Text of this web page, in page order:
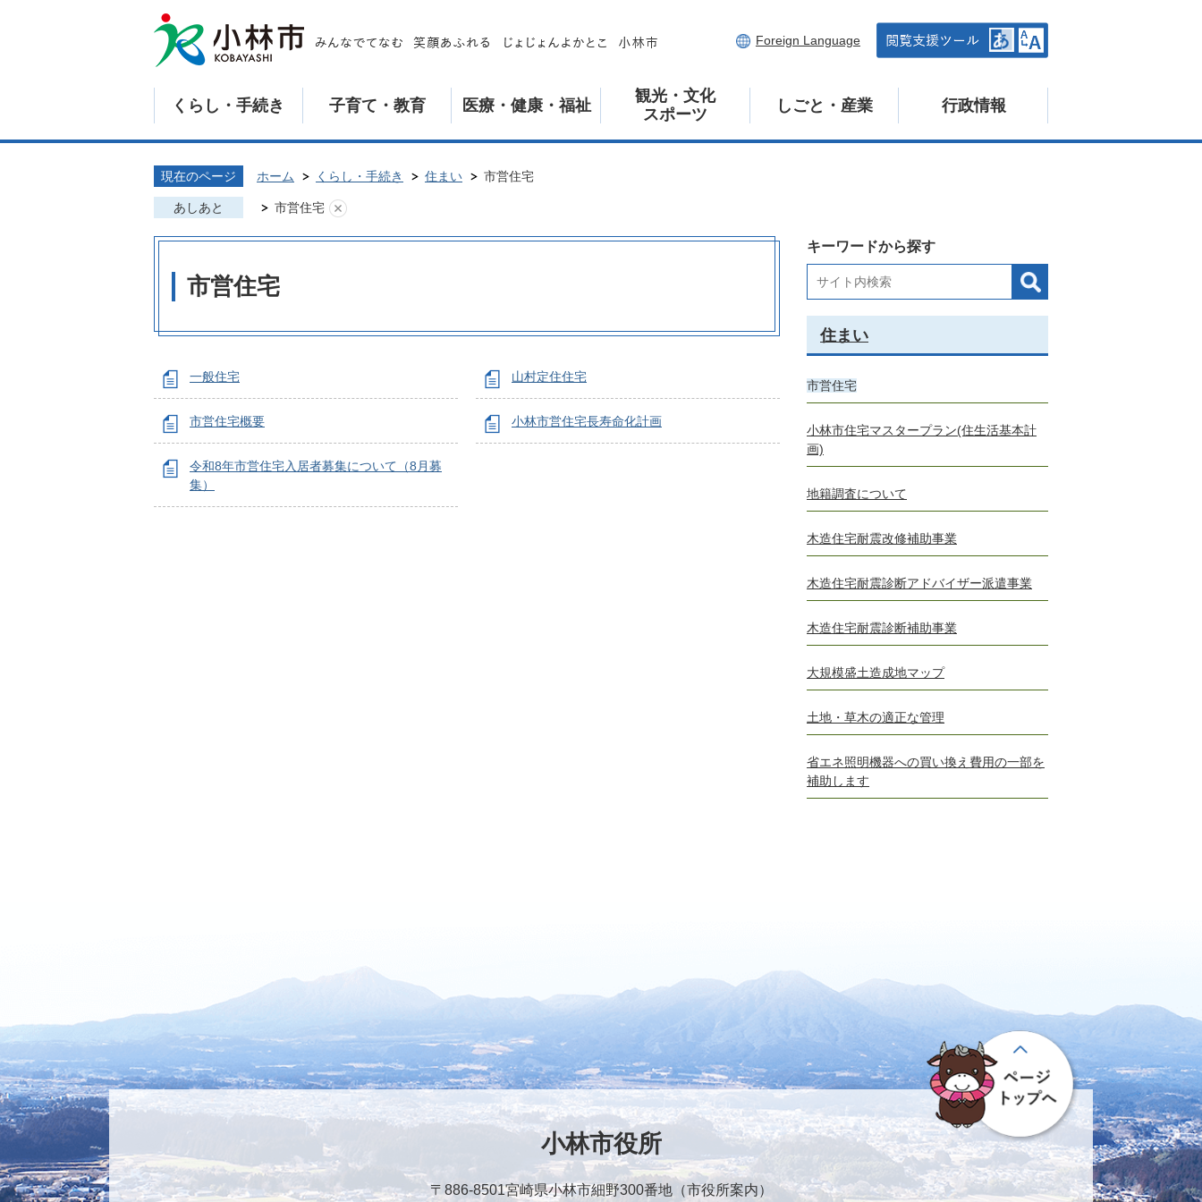
Foreign Language
くらし・手続き 子育て・教育 医療・健康・福祉
観光・文化
スポーツ
しごと・産業 行政情報
現在のページ ホーム くらし・手続き 住まい 市営住宅
あしあと 市営住宅
市営住宅
一般住宅 山村定住住宅
市営住宅概要 小林市営住宅長寿命化計画
令和8年市営住宅入居者募集について（8月募
集）
キーワードから探す
住まい
市営住宅
小林市住宅マスタープラン(住生活基本計
画)
地籍調査について
木造住宅耐震改修補助事業
木造住宅耐震診断アドバイザー派遣事業
木造住宅耐震診断補助事業
大規模盛土造成地マップ
土地・草木の適正な管理
省エネ照明機器への買い換え費用の一部を
補助します
小林市役所
〒886-8501宮崎県小林市細野300番地（市役所案内）